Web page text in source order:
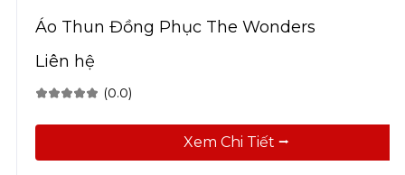
Áo Thun Đồng Phục The Wonders
Liên hệ
(0.0)
Xem Chi Tiết ⭢